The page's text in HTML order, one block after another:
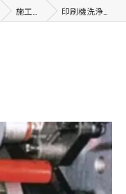
施工事例 印刷機洗浄の様子